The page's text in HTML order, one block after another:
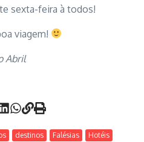
sexta-feira à todos!
viagem!
Abril
destinos Falésias
Hotéis